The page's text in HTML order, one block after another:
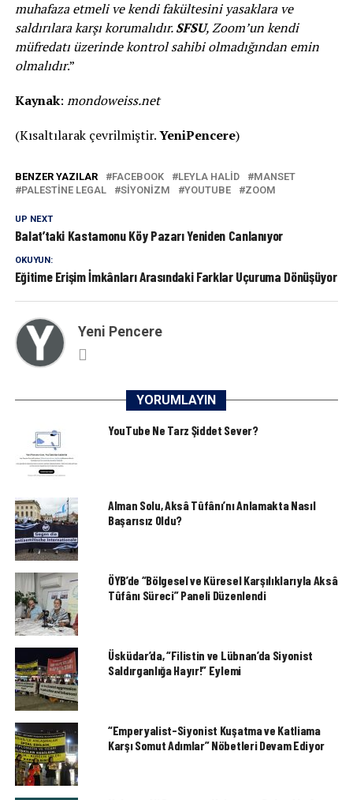
muhafaza etmeli ve kendi fakültesini yasaklara ve
saldırılara karşı korumalıdır.SFSU, Zoom’un kendi
müfredatı üzerinde kontrol sahibi olmadığından emin
olmalıdır.”
Kaynak: mondoweiss.net
(Kısaltılarak çevrilmiştir.YeniPencere)
BENZER YAZILAR FACEBOOK LEYLA HALID
MANSET
PALESTINE LEGAL
SIYONIZM YOUTUBE ZOOM
UP NEXT
Balat’taki Kastamonu Köy Pazarı Yeniden Canlanıyor
OKUYUN:
Eğitime Erişim İmkânları Arasındaki Farklar Uçuruma Dönüşüyor
Yeni Pencere
YORUMLAYIN
YouTube Ne Tarz Şiddet Sever?
Alman Solu, Aksâ Tûfânı’nı Anlamakta Nasıl
Başarısız Oldu?
ÖYB’de “Bölgesel ve Küresel Karşılıklarıyla Aksâ
Tûfânı Süreci” Paneli Düzenlendi
Üsküdar’da, “Filistin ve Lübnan’da Siyonist
Saldırganlığa Hayır!” Eylemi
“Emperyalist-Siyonist Kuşatma ve Katliama
Karşı Somut Adımlar” Nöbetleri Devam Ediyor